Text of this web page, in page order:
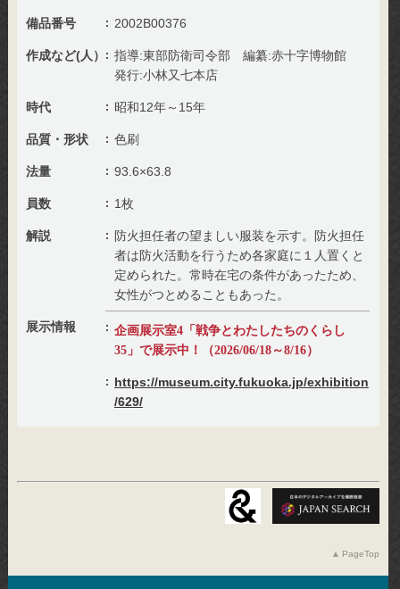
備品番号 2002B00376
作成など(人）
指導:東部防衛司令部 編纂:赤十字博物館
発行:小林又七本店
時代 昭和12年～15年
品質・形状 色刷
法量 93.6×63.8
員数 1枚
解説
防火担任者の望ましい服装を示す。防火担任
者は防火活動を行うため各家庭に１人置くと
定められた。常時在宅の条件があったため、
女性がつとめることもあった。
展示情報
企画展示室4「戦争とわたしたちのくらし
35」で展示中！（2026/06/18～8/16）
https://museum.city.fukuoka.jp/exhibition
/629/
PageTop